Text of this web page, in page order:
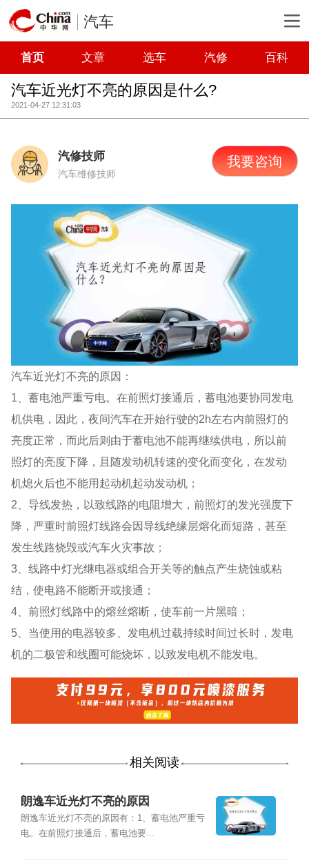
汽车
首页 文章 选车 汽修 百科
汽车近光灯不亮的原因是什么?
2021-04-27 12:31:03
汽修技师
汽车维修技师
我要咨询
汽车近光灯不亮的原因：
1、蓄电池严重亏电。在前照灯接通后，蓄电池要协同发电
机供电，因此，夜间汽车在开始行驶的2h左右内前照灯的
亮度正常，而此后则由于蓄电池不能再继续供电，所以前
照灯的亮度下降，且随发动机转速的变化而变化，在发动
机熄火后也不能用起动机起动发动机；
2、导线发热，以致线路的电阻增大，前照灯的发光强度下
降，严重时前照灯线路会因导线绝缘层熔化而短路，甚至
发生线路烧毁或汽车火灾事故；
3、线路中灯光继电器或组合开关等的触点产生烧蚀或粘
结，使电路不能断开或接通；
4、前照灯线路中的熔丝熔断，使车前一片黑暗；
5、当使用的电器较多、发电机过载持续时间过长时，发电
机的二极管和线圈可能烧坏，以致发电机不能发电。
相关阅读
朗逸车近光灯不亮的原因
朗逸车近光灯不亮的原因有：1、蓄电池严重亏
电。在前照灯接通后，蓄电池要...